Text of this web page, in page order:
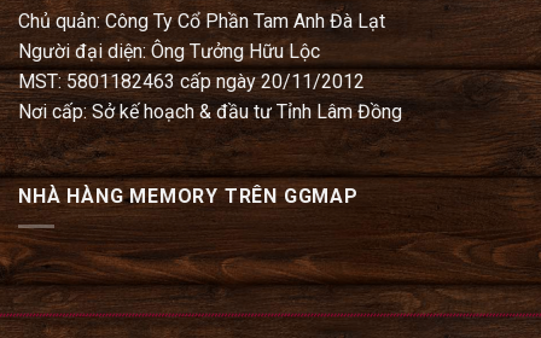
Chủ quản: Công Ty Cổ Phần Tam Anh Đà Lạt
Người đại diện: Ông Tưởng Hữu Lộc
MST: 5801182463 cấp ngày 20/11/2012
Nơi cấp: Sở kế hoạch & đầu tư Tỉnh Lâm Đồng
NHÀ HÀNG MEMORY TRÊN GGMAP